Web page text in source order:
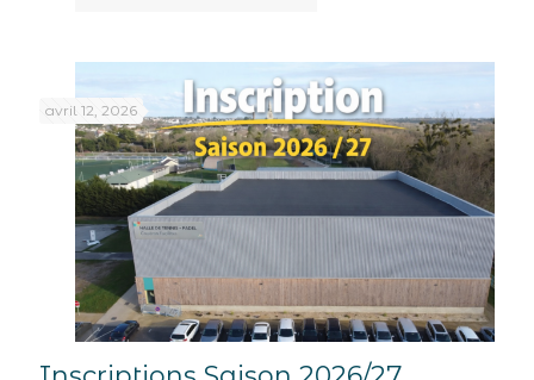
avril 12, 2026